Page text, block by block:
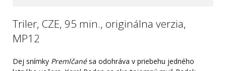
Triler, CZE, 95 min., originálna verzia,
MP12
Dej snímky Premlčanésa odohráva v priebehu jedného